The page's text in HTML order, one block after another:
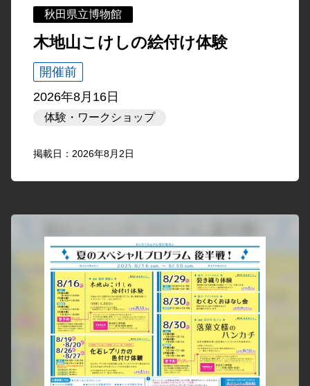
秋田県立博物館
木地山こけしの絵付け体験
開催前
2026年8月16日
体験・ワークショップ
掲載日：2026年8月2日